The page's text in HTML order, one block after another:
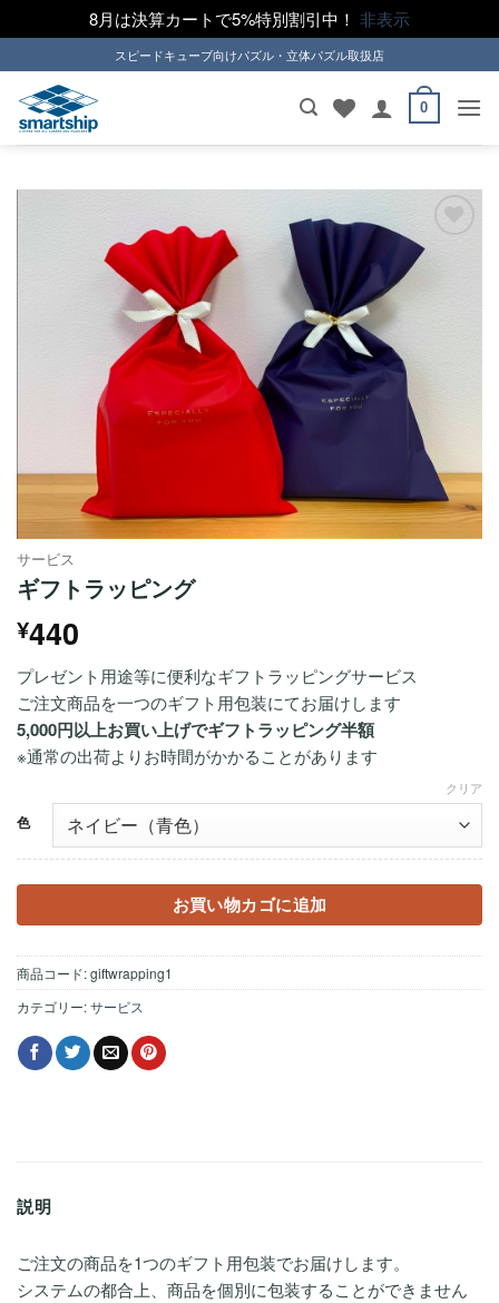
8月は決算カートで5%特別割引中！ 非表示
to
content
スピードキューブ向けパズル・立体パズル取扱店
0
サービス
ギフトラッピング
¥440
プレゼント用途等に便利なギフトラッピングサービス
ご注文商品を一つのギフト用包装にてお届けします
5,000円以上お買い上げでギフトラッピング半額
※通常の出荷よりお時間がかかることがあります
色
クリア
お買い物カゴに追加
商品コード:giftwrapping1
カテゴリー:サービス
説明
ご注文の商品を1つのギフト用包装でお届けします。
システムの都合上、商品を個別に包装することができません